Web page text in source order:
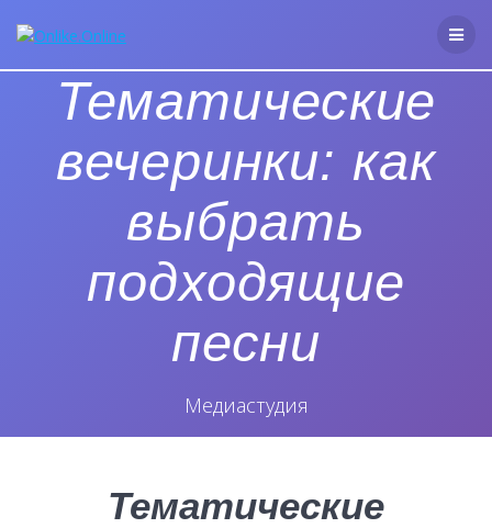
Тематические
вечеринки: как
выбрать
подходящие
песни
Медиастудия
Тематические